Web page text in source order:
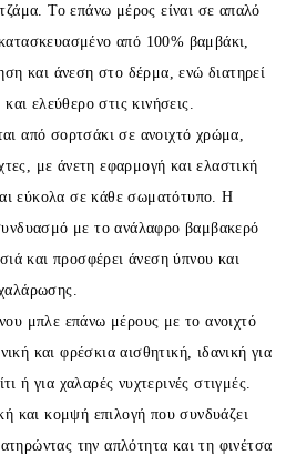
Το επάνω μέρος είναι σε απαλό
από 100% βαμβάκι,
και άνεση στο δέρμα, ενώ διατηρεί
ελεύθερο στις κινήσεις.
από σορτσάκι σε ανοιχτό χρώμα,
με άνετη εφαρμογή και ελαστική
εύκολα σε κάθε σωματότυπο. Η
με το ανάλαφρο βαμβακερό
και προσφέρει άνεση ύπνου και
μπλε επάνω μέρους με το ανοιχτό
και φρέσκια αισθητική, ιδανική για
ή για χαλαρές νυχτερινές στιγμές.
και κομψή επιλογή που συνδυάζει
την απλότητα και τη φινέτσα